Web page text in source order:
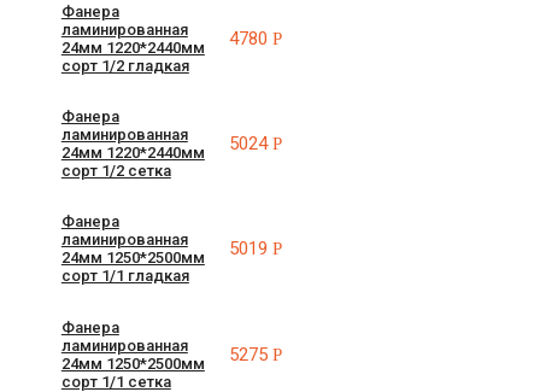
Фанера
ламинированная
24мм 1220*2440мм
сорт 1/2 гладкая
4780Р
Фанера
ламинированная
24мм 1220*2440мм
сорт 1/2 сетка
5024Р
Фанера
ламинированная
24мм 1250*2500мм
сорт 1/1 гладкая
5019Р
Фанера
ламинированная
24мм 1250*2500мм
сорт 1/1 сетка
5275Р